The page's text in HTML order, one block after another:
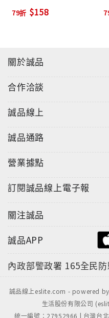
79折 $158
關於誠品
合作洽談
誠品線上
誠品通路
營業據點
訂閱誠品線上電子報
關注誠品
誠品APP
內政部警政署 165全民
誠品線上eslite.com - powered
生活股份有限公司
統一編號：27952966 | 台灣台